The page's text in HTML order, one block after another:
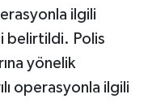
ilgili
belirtildi. Polis
yönelik
operasyonla ilgili